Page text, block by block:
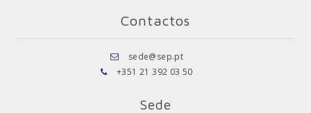
Contactos
sede@sep.pt
+351 21 392 03 50
Sede